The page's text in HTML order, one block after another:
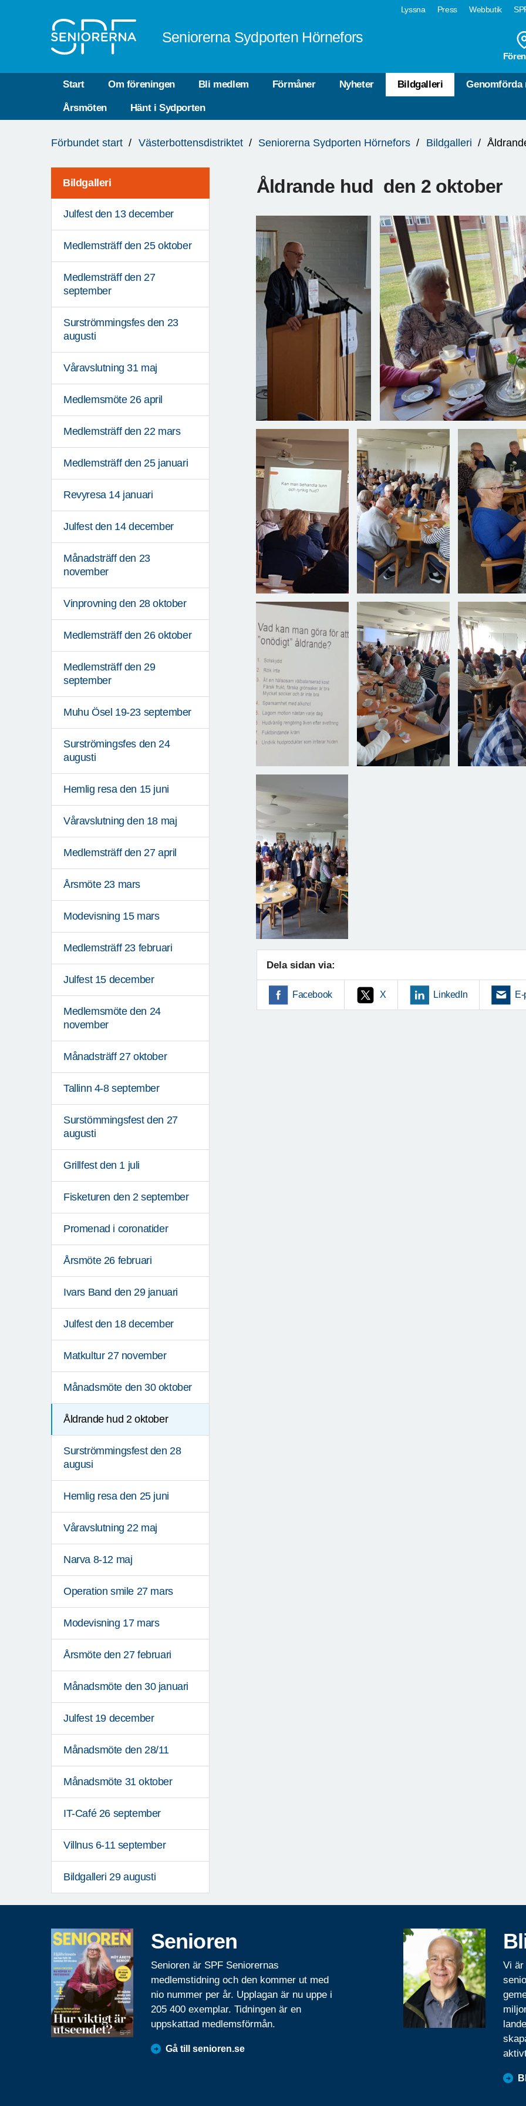
Lyssna Press Webbutik
Seniorerna Sydporten Hörnefors
Start Om föreningen Bli medlem Förmåner Nyheter Bildgalleri Genomförda
Årsmöten Hänt i Sydporten
är
Förbundet start Västerbottensdistriktet Seniorerna Sydporten Hörnefors Bildgalleri
Bildgalleri
Julfest den 13 december
Medlemsträff den 25 oktober
Medlemsträff den 27
september
Surströmmingsfes den 23
augusti
Våravslutning 31 maj
Medlemsmöte 26 april
Medlemsträff den 22 mars
Medlemsträff den 25 januari
Revyresa 14 januari
Julfest den 14 december
Månadsträff den 23
november
Vinprovning den 28 oktober
Medlemsträff den 26 oktober
Medlemsträff den 29
september
Muhu Ösel 19-23 september
Surströmingsfes den 24
augusti
Hemlig resa den 15 juni
Våravslutning den 18 maj
Medlemsträff den 27 april
Årsmöte 23 mars
Modevisning 15 mars
Medlemsträff 23 februari
Julfest 15 december
Medlemsmöte den 24
november
Månadsträff 27 oktober
Tallinn 4-8 september
Surstömmingsfest den 27
augusti
Grillfest den 1 juli
Fisketuren den 2 september
Promenad i coronatider
Årsmöte 26 februari
Ivars Band den 29 januari
Julfest den 18 december
Matkultur 27 november
Månadsmöte den 30 oktober
Åldrande hud 2 oktober
Surströmmingsfest den 28
augusi
Hemlig resa den 25 juni
Våravslutning 22 maj
Narva 8-12 maj
Operation smile 27 mars
Modevisning 17 mars
Årsmöte den 27 februari
Månadsmöte den 30 januari
Julfest 19 december
Månadsmöte den 28/11
Månadsmöte 31 oktober
IT-Café 26 september
Villnus 6-11 september
Bildgalleri 29 augusti
Åldrande hud den 2 oktober
Dela sidan via:
Facebook X LinkedIn
Senioren
Senioren är SPF Seniorernas
medlemstidning och den kommer ut med
nio nummer per år. Upplagan är nu uppe i
205 400 exemplar. Tidningen är en
uppskattad medlemsförmån.
Gå till senioren.se
Vi är